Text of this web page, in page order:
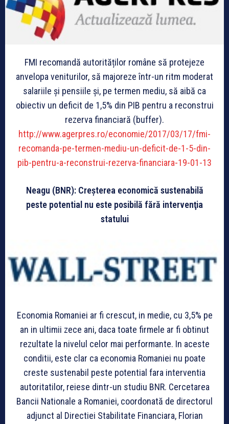
FMI recomandă autorităților române să protejeze
anvelopa veniturilor, să majoreze într-un ritm moderat
salariile și pensiile și, pe termen mediu, să aibă ca
obiectiv un deficit de 1,5% din PIB pentru a reconstrui
rezerva financiară (buffer).
http://www.agerpres.ro/economie/2017/03/17/fmi-
recomanda-pe-termen-mediu-un-deficit-de-1-5-din-
pib-pentru-a-reconstrui-rezerva-financiara-19-01-13
Neagu (BNR): Creşterea economică sustenabilă
peste potential nu este posibilă fără intervenţia
statului
Economia Romaniei ar fi crescut, in medie, cu 3,5% pe
an in ultimii zece ani, daca toate firmele ar fi obtinut
rezultate la nivelul celor mai performante. In aceste
conditii, este clar ca economia Romaniei nu poate
creste sustenabil peste potential fara interventia
autoritatilor, reiese dintr-un studiu BNR. Cercetarea
Bancii Nationale a Romaniei, coordonată de directorul
adjunct al Directiei Stabilitate Financiara, Florian